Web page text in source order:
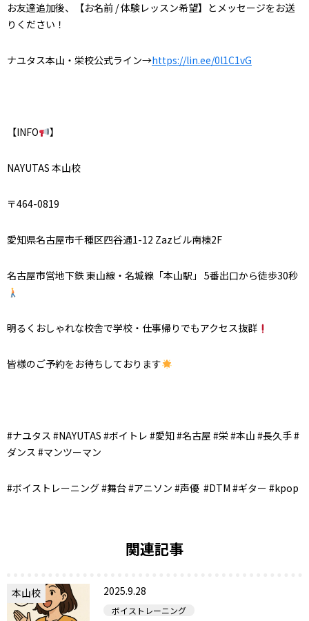
お友達追加後、【お名前 / 体験レッスン希望】とメッセージをお送
りください！
ナユタス本山・栄校公式ライン→https://lin.ee/0l1C1vG
【INFO 】
NAYUTAS 本山校
〒464-0819
愛知県名古屋市千種区四谷通1-12 Zazビル南棟2F
名古屋市営地下鉄 東山線・名城線「本山駅」 5番出口から徒歩30秒
明るくおしゃれな校舎で学校・仕事帰りでもアクセス抜群
皆様のご予約をお待ちしております
#ナユタス #NAYUTAS #ボイトレ #愛知 #名古屋 #栄 #本山 #長久手 #
ダンス #マンツーマン
#ボイストレーニング #舞台 #アニソン #声優 #DTM #ギター #kpop
関連記事
本山校 2025.9.28
ボイストレーニング